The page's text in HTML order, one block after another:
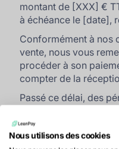
montant de [XXX] €
à échéance le [date],
Conformément à nos
vente, nous vous
procéder à son
compter de la
Passé ce délai, des
prévue à l’article
Nous utilisons des cookies